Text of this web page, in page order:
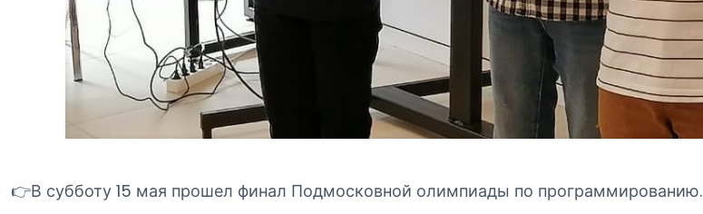
👉В субботу 15 мая прошел финал Подмосковной олимпиады по программированию.